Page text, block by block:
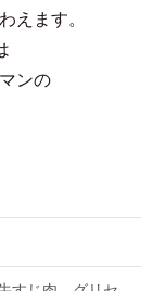
えます。
ンの